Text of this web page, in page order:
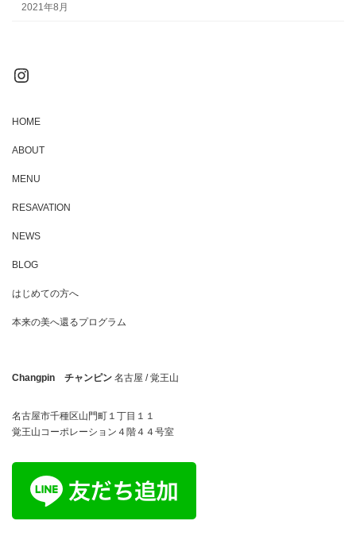
2021年8月
Instagram
HOME
ABOUT
MENU
RESAVATION
NEWS
BLOG
はじめての方へ
本来の美へ還るプログラム
Changpin チャンピン 名古屋 / 覚王山
名古屋市千種区山門町１丁目１１
覚王山コーポレーション４階４４号室